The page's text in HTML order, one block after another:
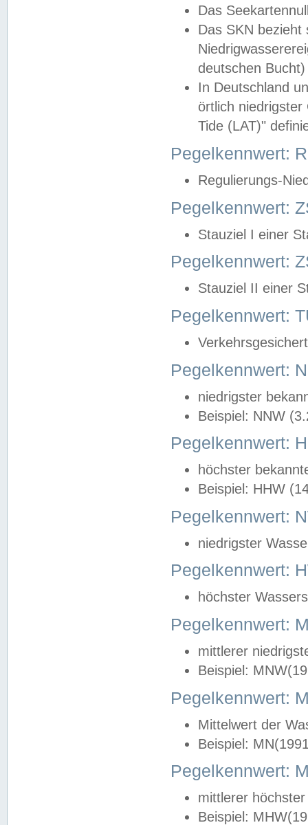
Das
Das SKN
deutschen
In Deutschland
örtlich
Tide (LAT)"
Pegelkennwert:
Regulierungs-
Pegelkennwert:
Stauziel I einer
Pegelkennwert:
Stauziel II einer
Pegelkennwert:
Pegelkennwert:
niedrigster
Beispiel: NNW
Pegelkennwert:
höchster
Beispiel: HHW
Pegelkennwert:
niedrigster
Pegelkennwert:
höchster
Pegelkennwert:
mittlerer
Beispiel:
Pegelkennwert:
Mittelwert der
Beispiel:
Pegelkennwert:
mittlerer
Beispiel: